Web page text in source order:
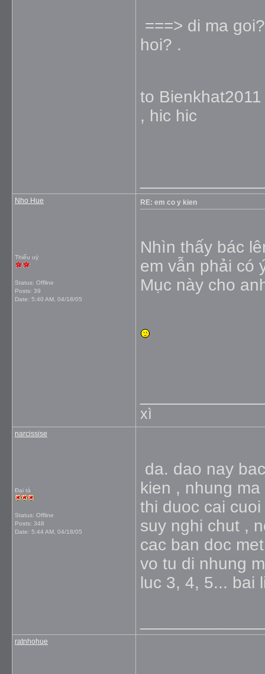
===> di ma
hoi? .
to
, hic hic
Nho Hue
Thiếu uý
Status: Offline
Posts: 39
Date: 5:40 AM, 04/18/05
RE: em co y kien
Nhìn thấy bác
em vẫn phải có
Mục này cho
xì
narcissise
Đại tá
Status: Offline
Posts: 348
Date: 5:44 AM, 04/18/05
da. dao nay
kien , nhung
thi duoc cai
suy nghi chut ,
cac ban doc
vo tu di nhung
luc 3, 4, 5... bai
ratnhohue